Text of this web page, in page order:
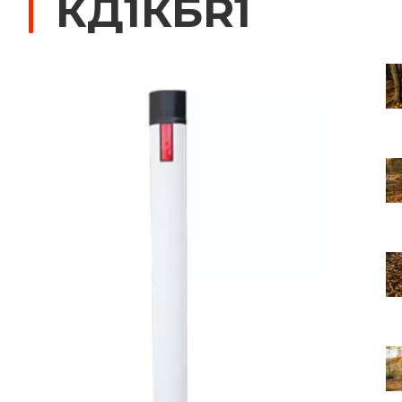
Передвижные заградительные знаки
Крепления для дорожных знаков
Светодиодные знаки на солнечной
Водоналивные барьеры, буферы,
КД1КБR1